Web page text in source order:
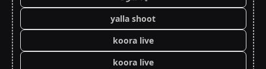
yalla shoot
koora live
koora live